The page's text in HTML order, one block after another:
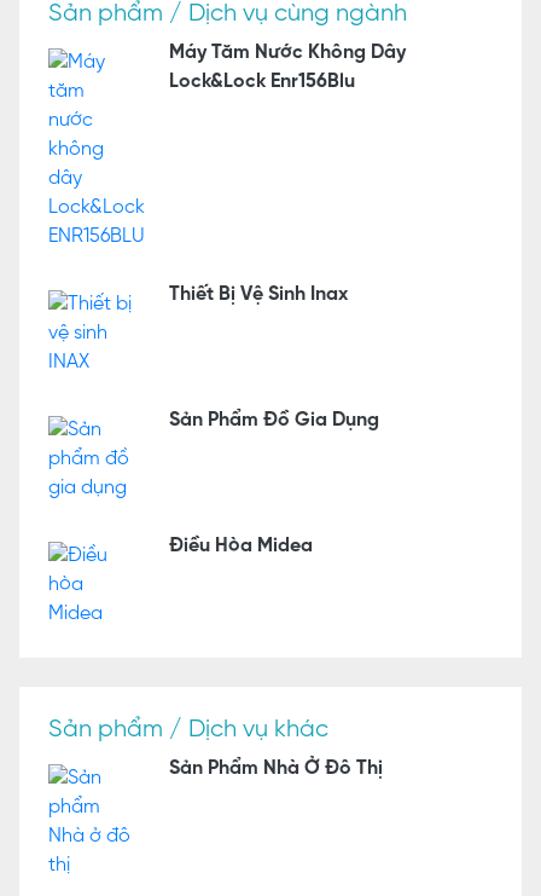
Sản phẩm / Dịch vụ cùng ngành
Máy Tăm Nước Không Dây
Lock&Lock Enr156Blu
Thiết Bị Vệ Sinh Inax
Sản Phẩm Đồ Gia Dụng
Điều Hòa Midea
Sản phẩm / Dịch vụ khác
Sản Phẩm Nhà Ở Đô Thị